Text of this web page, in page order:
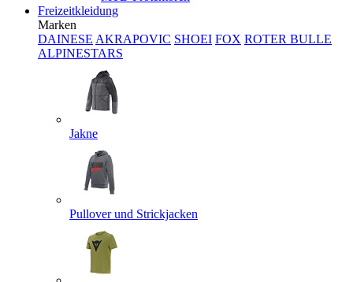
Freizeitkleidung
Marken
DAINESE AKRAPOVIC SHOEI FOX ROTER BULLE
ALPINESTARS
Jakne
Pullover und Strickjacken